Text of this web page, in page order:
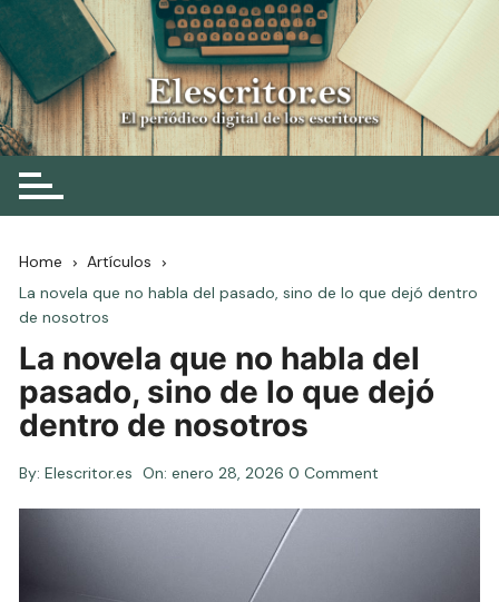
Skip
to
content
Elescritor.es
El periódico digital de los escritores
Home
Artículos
La novela que no habla del pasado, sino de lo que dejó dentro
de nosotros
La novela que no habla del
pasado, sino de lo que dejó
dentro de nosotros
By: Elescritor.es On:enero 28, 2026 0 Comment